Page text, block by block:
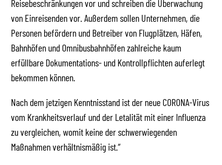
Reisebeschränkungen vor und schreiben die Überwachung
von Einreisenden vor. Außerdem sollen Unternehmen, die
Personen befördern und Betreiber von Flugplätzen, Häfen,
Bahnhöfen und Omnibusbahnhöfen zahlreiche kaum
erfüllbare Dokumentations- und Kontrollpflichten auferlegt
bekommen können.
Nach dem jetzigen Kenntnisstand ist der neue CORONA-Virus
vom Krankheitsverlauf und der Letalität mit einer Influenza
zu vergleichen, womit keine der schwerwiegenden
Maßnahmen verhältnismäßig ist.“